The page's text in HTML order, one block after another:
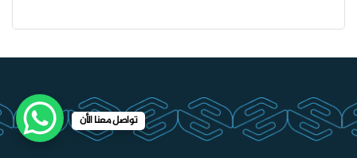
تواصل معنا الأن